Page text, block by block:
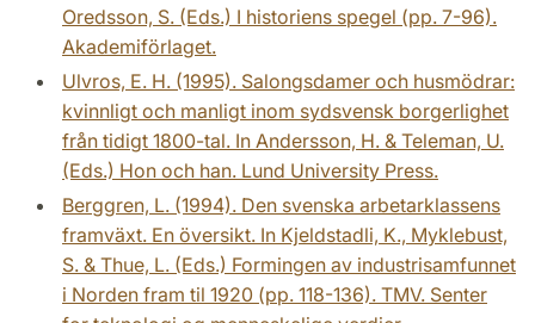
Oredsson, S. (Eds.) I historiens spegel (pp. 7-96).
Akademiförlaget.
Ulvros, E. H. (1995). Salongsdamer och husmödrar:
kvinnligt och manligt inom sydsvensk borgerlighet
från tidigt 1800-tal. In Andersson, H. & Teleman, U.
(Eds.) Hon och han. Lund University Press.
Berggren, L. (1994). Den svenska arbetarklassens
framväxt. En översikt. In Kjeldstadli, K., Myklebust,
S. & Thue, L. (Eds.) Formingen av industrisamfunnet
i Norden fram til 1920 (pp. 118-136). TMV. Senter